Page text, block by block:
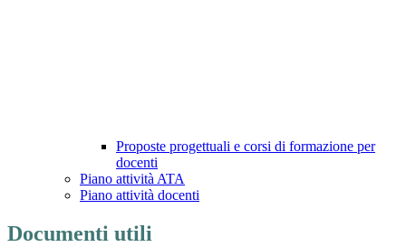
Proposte progettuali e corsi di formazione per
docenti
Piano attività ATA
Piano attività docenti
Documenti utili